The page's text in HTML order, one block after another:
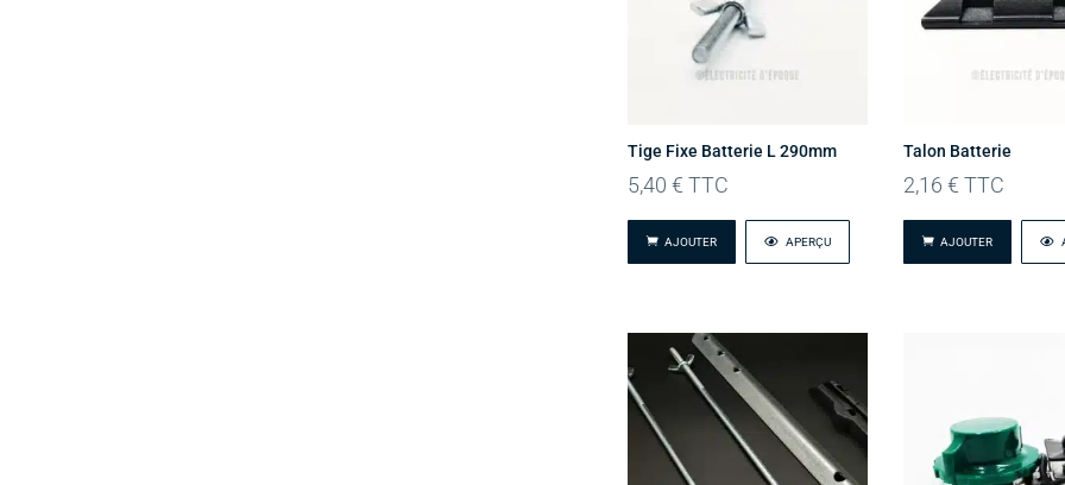
Tige Fixe Batterie L 290mm
5,40 € TTC
AJOUTER APERÇU
Talon Batterie
2,16 € TTC
AJOUTER